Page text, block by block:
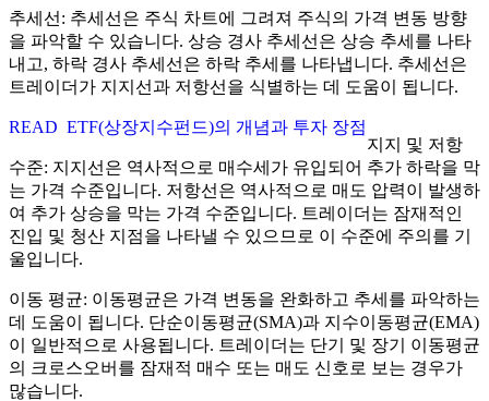
추세선: 추세선은 주식 차트에 그려져 주식의 가격 변동 방향
을 파악할 수 있습니다. 상승 경사 추세선은 상승 추세를 나타
내고, 하락 경사 추세선은 하락 추세를 나타냅니다. 추세선은
트레이더가 지지선과 저항선을 식별하는 데 도움이 됩니다.
READ ETF(상장지수펀드)의 개념과 투자 장점
지지 및 저항
수준: 지지선은 역사적으로 매수세가 유입되어 추가 하락을 막
는 가격 수준입니다. 저항선은 역사적으로 매도 압력이 발생하
여 추가 상승을 막는 가격 수준입니다. 트레이더는 잠재적인
진입 및 청산 지점을 나타낼 수 있으므로 이 수준에 주의를 기
울입니다.
이동 평균: 이동평균은 가격 변동을 완화하고 추세를 파악하는
데 도움이 됩니다. 단순이동평균(SMA)과 지수이동평균(EMA)
이 일반적으로 사용됩니다. 트레이더는 단기 및 장기 이동평균
의 크로스오버를 잠재적 매수 또는 매도 신호로 보는 경우가
많습니다.